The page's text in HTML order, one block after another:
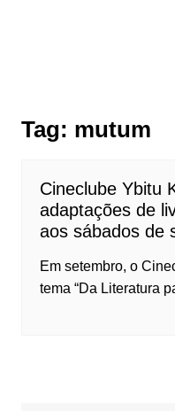
Tag: mutum
Cineclube Ybitu
adaptações de
aos sábados de
Em setembro, o
tema “Da Literatura